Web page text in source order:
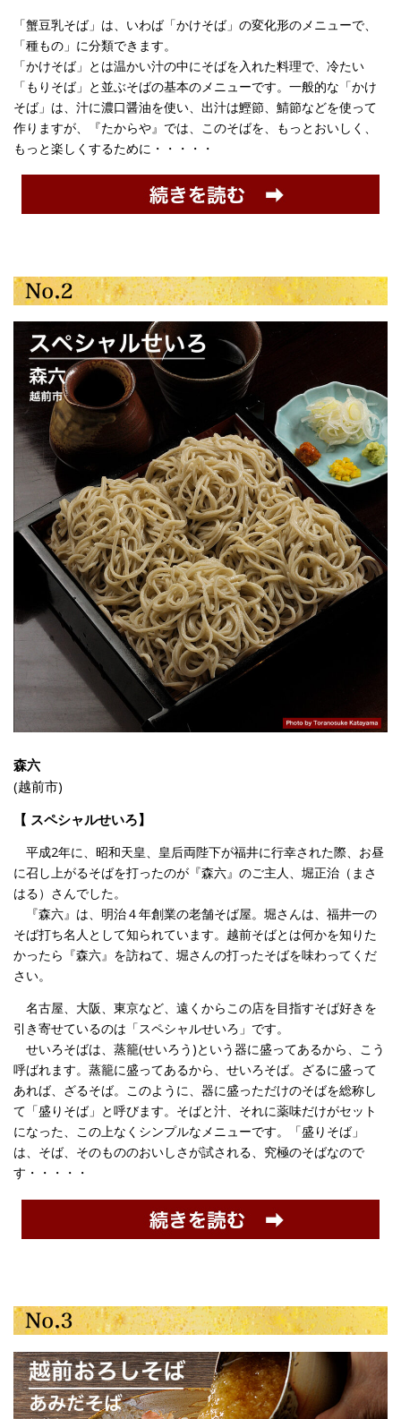
「蟹豆乳そば」は、いわば「かけそば」の変化形のメニューで、
「種もの」に分類できます。
「かけそば」とは温かい汁の中にそばを入れた料理で、冷たい
「もりそば」と並ぶそばの基本のメニューです。一般的な「かけ
そば」は、汁に濃口醤油を使い、出汁は鰹節、鯖節などを使って
作りますが、『たからや』では、このそばを、もっとおいしく、
もっと楽しくするために・・・・・
森六
(越前市)
【 スペシャルせいろ】
平成2年に、昭和天皇、皇后両陛下が福井に行幸された際、お昼
に召し上がるそばを打ったのが『森六』のご主人、堀正治（まさ
はる）さんでした。
『森六』は、明治４年創業の老舗そば屋。堀さんは、福井一の
そば打ち名人として知られています。越前そばとは何かを知りた
かったら『森六』を訪ねて、堀さんの打ったそばを味わってくだ
さい。
名古屋、大阪、東京など、遠くからこの店を目指すそば好きを
引き寄せているのは「スペシャルせいろ」です。
せいろそばは、蒸籠(せいろう)という器に盛ってあるから、こう
呼ばれます。蒸籠に盛ってあるから、せいろそば。ざるに盛って
あれば、ざるそば。このように、器に盛っただけのそばを総称し
て「盛りそば」と呼びます。そばと汁、それに薬味だけがセット
になった、この上なくシンプルなメニューです。「盛りそば」
は、そば、そのもののおいしさが試される、究極のそばなので
す・・・・・